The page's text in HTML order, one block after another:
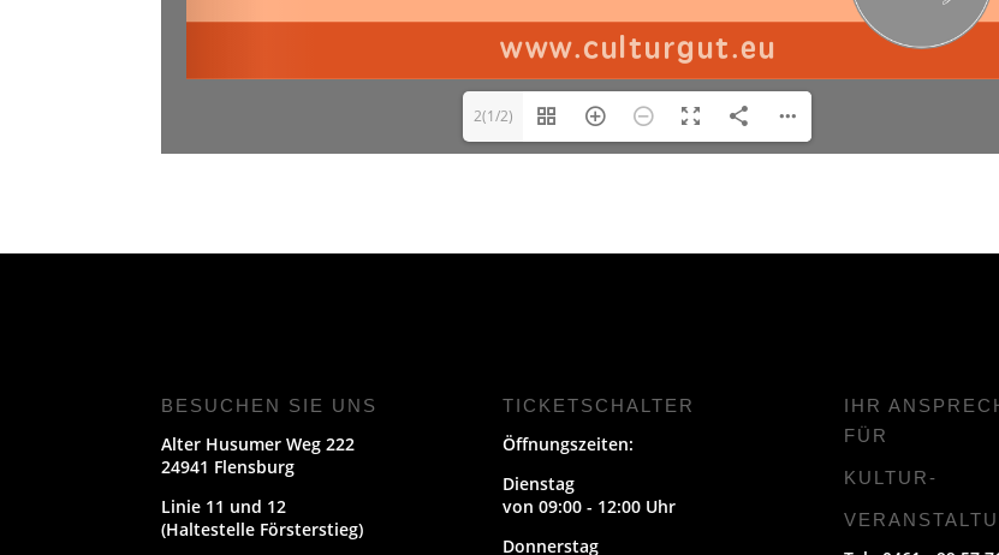
2(1/2)
BESUCHEN SIE UNS
Alter Husumer Weg 222
24941 Flensburg
Linie 11 und 12
(Haltestelle Försterstieg)
TICKETSCHALTER
Öffnungszeiten:
Dienstag
von 09:00 - 12:00 Uhr
Donnerstag
IHR
FÜR
KULTUR-